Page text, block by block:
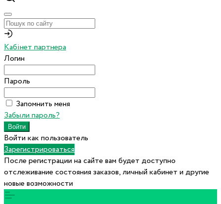
Кабінет партнера
Логин
Пароль
Запомнить меня
Забыли пароль?
Войти как пользователь
Зарегистрироваться
После регистрации на сайте вам будет доступно
отслеживание состояния заказов, личный кабинет и другие
новые возможности